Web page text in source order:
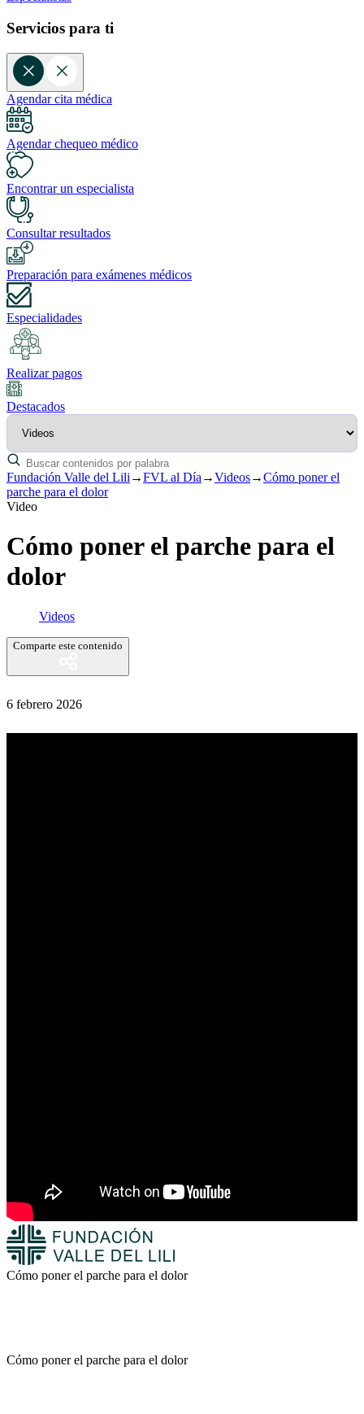
Servicios para ti
Agendar cita médica
Agendar chequeo médico
Encontrar un especialista
Consultar resultados
Preparación para exámenes médicos
Especialidades
Realizar pagos
Destacados
Fundación Valle del Lili →FVL al Día →Videos→Cómo poner el
parche para el dolor
Video
Cómo poner el parche para el
dolor
Videos
Comparte este contenido
6 febrero 2026
Cómo poner el parche para el dolor
Cómo poner el parche para el dolor